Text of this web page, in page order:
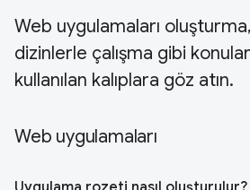
Web uygulamaları
dizinlerle çalışma gibi
kullanılan kalıplara göz atın.
Web uygulamaları